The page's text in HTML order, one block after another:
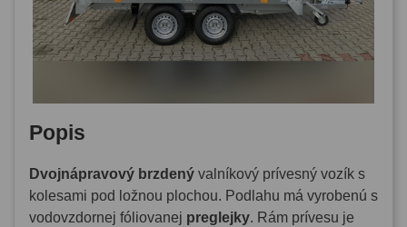
Popis
Dvojnápravový brzdený valníkový prívesný vozík s
kolesami pod ložnou plochou. Podlahu má vyrobenú s
vodovzdornej fóliovanej preglejky. Rám prívesu je